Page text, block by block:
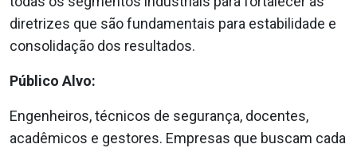
diretrizes que são fundamentais para estabilidade e
consolidação dos resultados.
Público Alvo:
Engenheiros, técnicos de segurança, docentes,
acadêmicos e gestores. Empresas que buscam cada